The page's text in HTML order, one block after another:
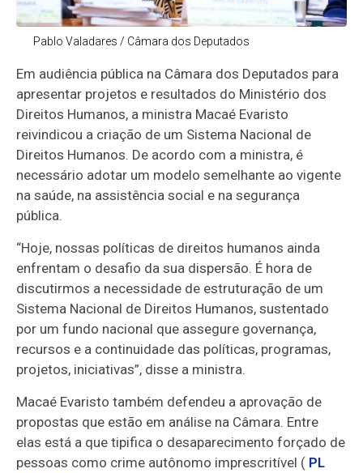
Pablo Valadares / Câmara dos Deputados
Em audiência pública na Câmara dos Deputados para
apresentar projetos e resultados do Ministério dos
Direitos Humanos, a ministra Macaé Evaristo
reivindicou a criação de um Sistema Nacional de
Direitos Humanos. De acordo com a ministra, é
necessário adotar um modelo semelhante ao vigente
na saúde, na assistência social e na segurança
pública.
“Hoje, nossas políticas de direitos humanos ainda
enfrentam o desafio da sua dispersão. É hora de
discutirmos a necessidade de estruturação de um
Sistema Nacional de Direitos Humanos, sustentado
por um fundo nacional que assegure governança,
recursos e a continuidade das políticas, programas,
projetos, iniciativas”, disse a ministra.
Macaé Evaristo também defendeu a aprovação de
propostas que estão em análise na Câmara. Entre
elas está a que tipifica o desaparecimento forçado de
pessoas como crime autônomo imprescritível ( PL